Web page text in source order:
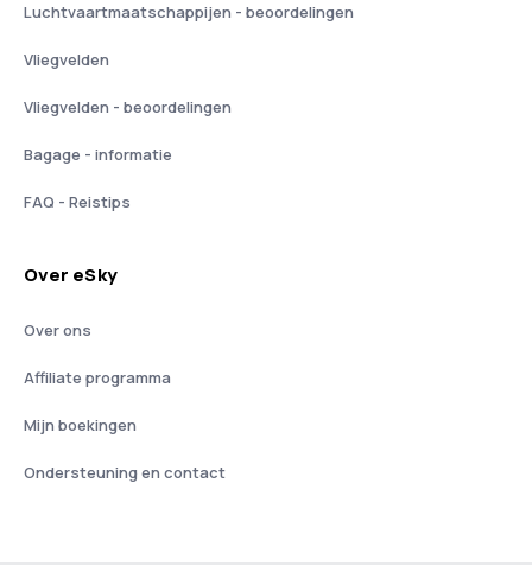
Luchtvaartmaatschappijen - beoordelingen
Vliegvelden
Vliegvelden - beoordelingen
Bagage - informatie
FAQ - Reistips
Over eSky
Over ons
Affiliate programma
Mijn boekingen
Ondersteuning en contact